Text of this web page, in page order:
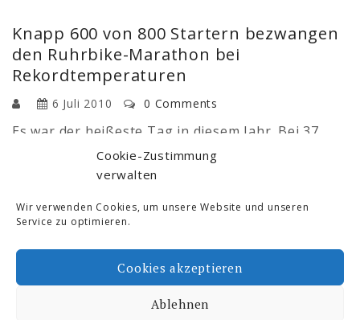
Cookie-Zustimmung
verwalten
Wir verwenden Cookies, um unsere Website und unseren
Service zu optimieren.
Cookies akzeptieren
Ablehnen
Knapp 600 von 800 Startern bezwangen
den Ruhrbike-Marathon bei
Rekordtemperaturen
6 Juli 2010 0 Comments
Es war der heißeste Tag in diesem Jahr. Bei 37
Grad kämpften am 03.07.2010 knapp 800 Starter
um die Plätze beim diesjährigen Ruhrbike-
Hm bezwungen werden. Die extreme Hitze sowie
die konditionell wie technisch sehr anspruchsvolle
Strecke rund um den Harkortberg forderten …